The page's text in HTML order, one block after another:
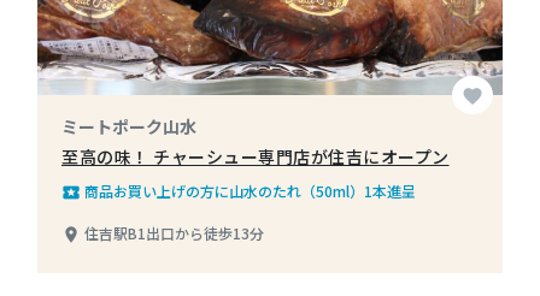
favorite
ミートポーク山水
至高の味！ チャーシュー専門店が住吉にオープン
local_play 商品お買い上げの方に山水のたれ（50ml）1本進呈
place 住吉駅B1出口から徒歩13分